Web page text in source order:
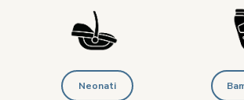
Neonati